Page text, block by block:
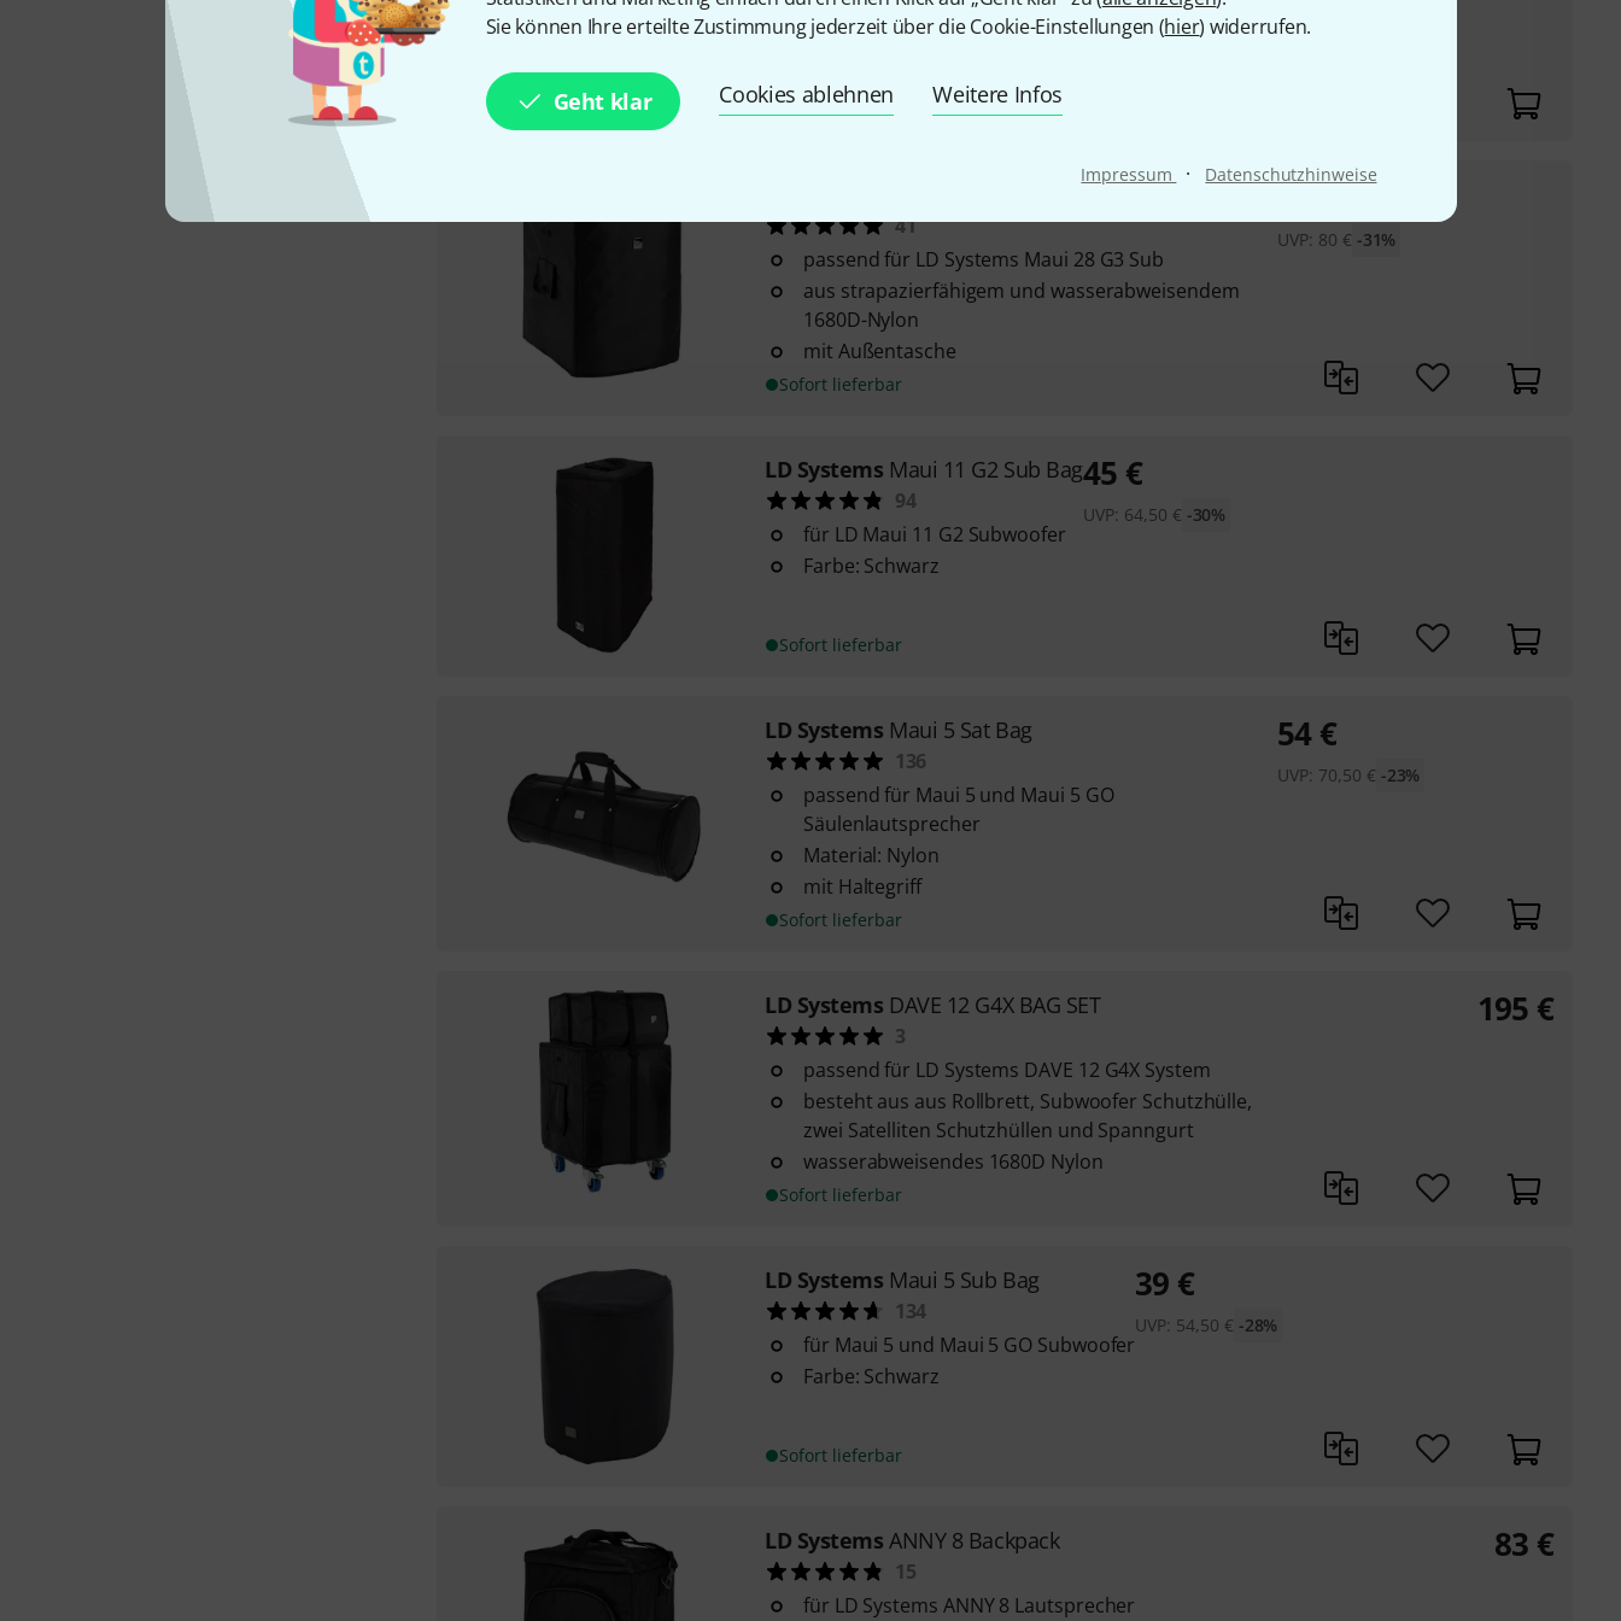
Sie können Ihre erteilte Zustimmung jederzeit über die Cookie-Einstellungen (hier) widerrufen.
Geht klar Cookies ablehnen Weitere Infos
Impressum · Datenschutzhinweise
mit Haltegriff
Sofort lieferbar
UVP:121,50 € -24%
41
passend für LD Systems Maui 28 G3 Sub
aus strapazierfähigem und wasserabweisendem
1680D-Nylon
mit Außentasche
Sofort lieferbar
55€
UVP: 80 € -31%
LD Systems Maui 11 G2 Sub Bag
94
für LD Maui 11 G2 Subwoofer
Farbe: Schwarz
Sofort lieferbar
45 €
UVP: 64,50 € -30%
LD Systems Maui 5 Sat Bag
136
passend für Maui 5 und Maui 5 GO
Säulenlautsprecher
Material: Nylon
mit Haltegriff
Sofort lieferbar
54 €
UVP: 70,50 € -23%
LD Systems DAVE 12 G4X BAG SET
3
passend für LD Systems DAVE 12 G4X System
besteht aus aus Rollbrett, Subwoofer Schutzhülle,
zwei Satelliten Schutzhüllen und Spanngurt
wasserabweisendes 1680D Nylon
Sofort lieferbar
195 €
LD Systems Maui 5 Sub Bag
134
für Maui 5 und Maui 5 GO Subwoofer
Farbe: Schwarz
Sofort lieferbar
39 €
UVP: 54,50 € -28%
LD Systems ANNY 8 Backpack
15
für LD Systems ANNY 8 Lautsprecher
83 €